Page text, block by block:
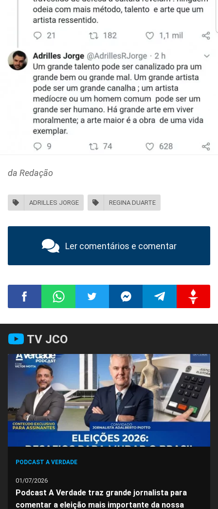
da Redação
ADRILLES JORGE REGINA DUARTE
Ler comentários e comentar
Compartilhar
no
Facebook
no
Whatsapp
no
Twitter
no
Messenger
no
Telegram
no
Gettr
TV JCO
PODCAST A VERDADE
01/07/2026
Podcast A Verdade traz grande jornalista para
comentar a eleição mais importante da nossa